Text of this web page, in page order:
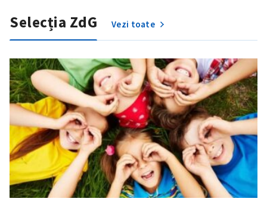
Selecția ZdG Vezi toate